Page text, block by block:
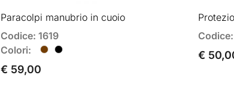
Paracolpi manubrio in cuoio
Codice: 1619
Colori:
€ 59,00
€